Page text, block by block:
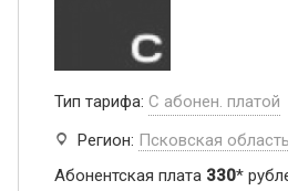
Тип тарифа: С абонен. платой
Регион: Псковская область
Абонентская плата 330*